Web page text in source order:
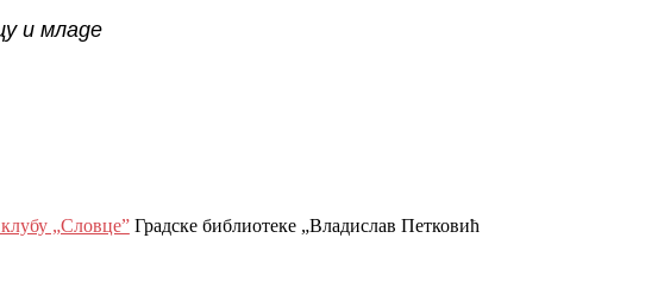
и младе
„СловцеˮГрадске библиотеке „Владислав Петковић